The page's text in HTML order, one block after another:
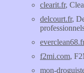
clearit.fr,
delcourt.fr,
everclean68.fr
f2mi.com,
mon-